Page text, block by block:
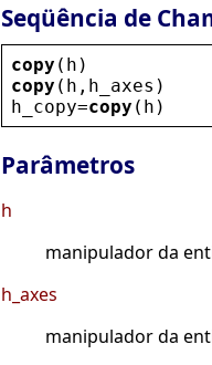
Seqüência de
copy ( h )
copy ( h , h_axes )
h_copy=copy ( h )
Parâmetros
h
manipulador da
h_axes
manipulador da